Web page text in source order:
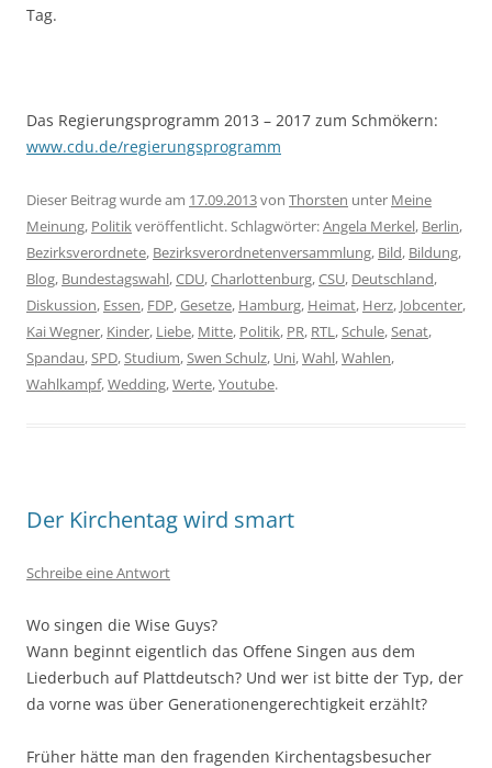
Tag.
Das Regierungsprogramm 2013 – 2017 zum Schmökern:
www.cdu.de/regierungsprogramm
Dieser Beitrag wurde am 17.09.2013von Thorsten unter Meine
Meinung, Politikveröffentlicht. Schlagwörter:Angela Merkel, Berlin,
Bezirksverordnete, Bezirksverordnetenversammlung, Bild, Bildung,
Blog, Bundestagswahl,CDU,Charlottenburg,CSU, Deutschland,
Diskussion, Essen, FDP,Gesetze, Hamburg, Heimat, Herz, Jobcenter,
Kai Wegner, Kinder, Liebe, Mitte, Politik, PR, RTL,Schule,Senat,
Spandau,SPD,Studium,Swen Schulz, Uni,Wahl,Wahlen,
Wahlkampf,Wedding,Werte,Youtube.
Der Kirchentag wird smart
Schreibe eine Antwort
Wo singen die Wise Guys?
Wann beginnt eigentlich das Offene Singen aus dem
Liederbuch auf Plattdeutsch? Und wer ist bitte der Typ, der
da vorne was über Generationengerechtigkeit erzählt?
Früher hätte man den fragenden Kirchentagsbesucher